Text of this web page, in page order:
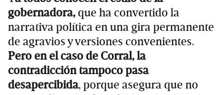
gobernadora, que ha convertido la
narrativa política en una gira permanente
de agravios y versiones convenientes.
Pero en el caso de Corral, la
contradicción tampoco pasa
desapercibida, porque asegura que no